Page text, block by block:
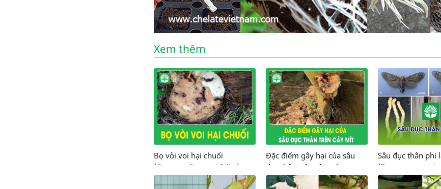
Xem thêm
Bọ vòi voi hại chuối
(Cosmopolites sordidus)
Đặc điểm gây hại của sâu
đục thân trên cây mít
(Batocera rufomaculata)
Sâu đục thân phi
(Zeuzera